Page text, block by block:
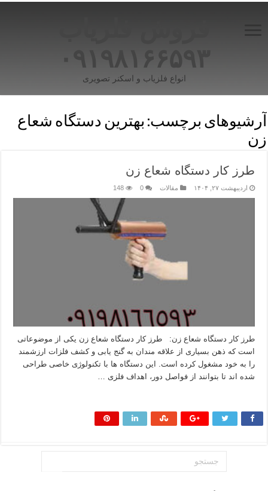
۰۹۱۹۸۱۶۶۵۹۳
انواع فلزیاب و اسکنر تصویری
آرشیوهای برچسب: بهترین دستگاه شعاع
زن
طرز کار دستگاه شعاع زن
اردیبهشت ۲۷, ۱۴۰۴ مقالات 0
148
طرز کار دستگاه شعاع زن: طرز کار دستگاه شعاع زن یکی از موضوعاتی‌
است که ذهن بسیاری از علاقه‌ مندان به گنج‌ یابی و کشف فلزات ارزشمند
را به خود مشغول کرده است. این دستگاه‌ ها با تکنولوژی خاصی طراحی
شده‌ اند تا بتوانند از فواصل دور، اهداف فلزی …